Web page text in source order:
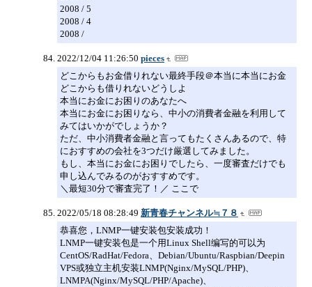
2008 / 5
2008 / 4
2008 /
2022/12/04 11:26:50 pieces
どこからもお金借りれない最終手段＠本当に本当にお金
どこからも借りれないどうしよ
本当にお金にお困りのあなたへ
本当にお金にお困りなら、中小の消費者金融を利用して
みてはいかがでしょうか？
ただ、中小消費者金融と言ってもたくさんあるので、特
におすすめの会社を3つだけ厳選してみました。
もし、本当にお金にお困りでしたら、一度審査だけでも
申し込んでみるのがおすすめです。
＼最短30分で審査完了！／ ここで
2022/05/18 08:28:49 新青春チャンネル≒７８
恭喜您，LNMP一键安装包安装成功！
LNMP一键安装包是一个用Linux Shell编写的可以为
CentOS/RadHat/Fedora、Debian/Ubuntu/Raspbian/Deepin
VPS或独立主机安装LNMP(Nginx/MySQL/PHP)、
LNMPA(Nginx/MySQL/PHP/Apache)、